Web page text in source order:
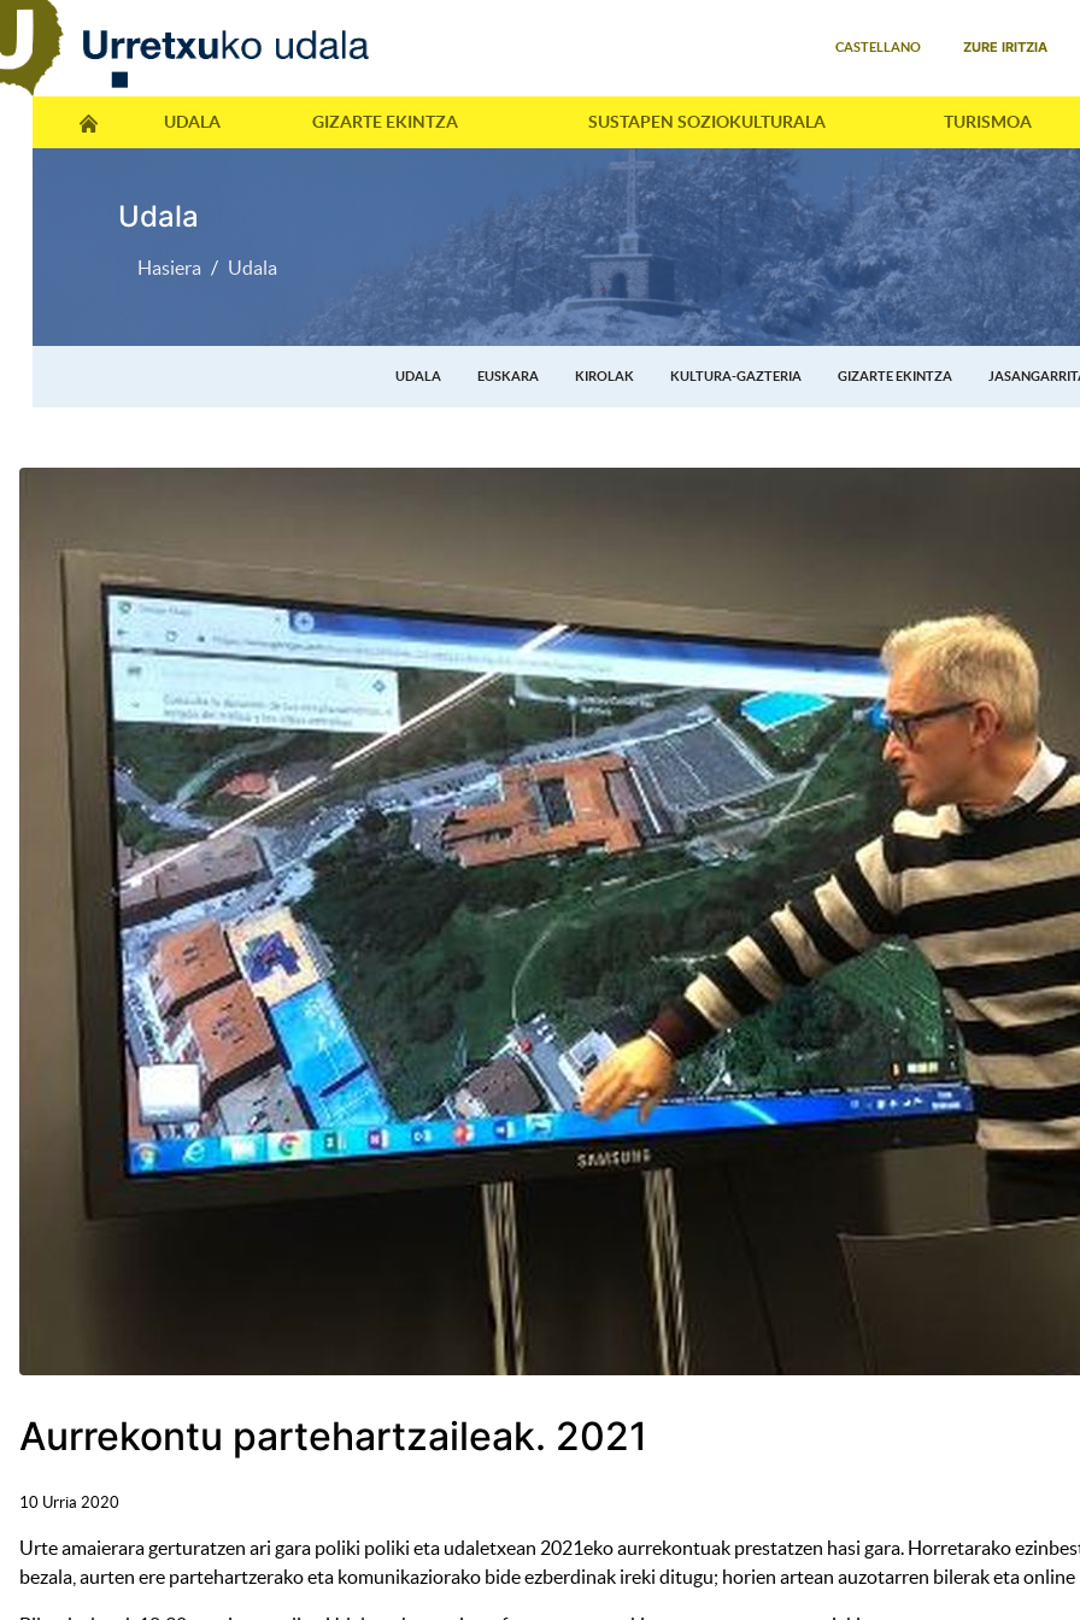
CASTELLANO ZURE IRITZIA
UDALA GIZARTE EKINTZA SUSTAPEN SOZIOKULTURALA TURISMOA
Udala
Hasiera Udala
UDALA EUSKARA KIROLAK KULTURA-GAZTERIA GIZARTE EKINTZA
Aurrekontu partehartzaileak. 2021
10 Urria 2020
Urte amaierara gerturatzen ari gara poliki poliki eta udaletxean 2021eko aurrekontuak prestatzen hasi gara. Horretarako
bezala, aurten ere partehartzerako eta komunikaziorako bide ezberdinak ireki ditugu; horien artean auzotarren bilerak eta online